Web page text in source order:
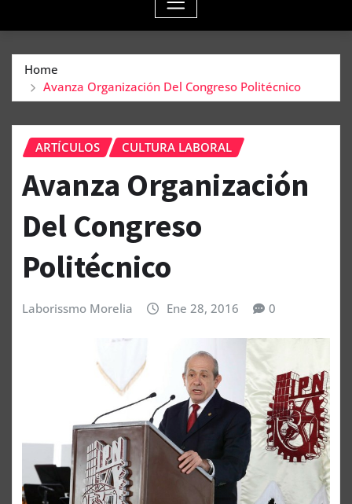
Home
Avanza Organización Del Congreso Politécnico
ARTÍCULOS CULTURA LABORAL
Avanza Organización
Del Congreso
Politécnico
Laborissmo Morelia Ene 28, 2016 0